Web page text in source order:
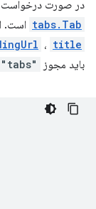
در صورت
tabs.Tab است.
، title
باید مجوز
"tabs"